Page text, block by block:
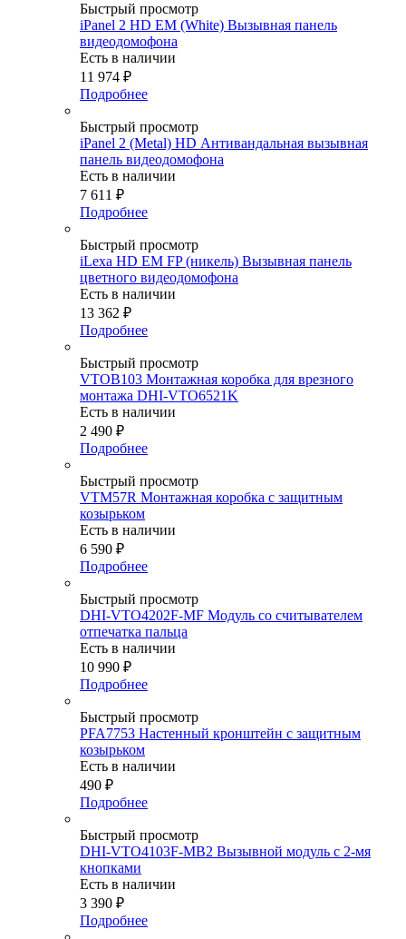
Быстрый просмотр
iPanel 2 HD EM (White) Вызывная панель
видеодомофона
Есть в наличии
11 974 ₽
Подробнее
Быстрый просмотр
iPanel 2 (Metal) HD Антивандальная вызывная
панель видеодомофона
Есть в наличии
7 611 ₽
Подробнее
Быстрый просмотр
iLexa HD EM FP (никель) Вызывная панель
цветного видеодомофона
Есть в наличии
13 362 ₽
Подробнее
Быстрый просмотр
VTOB103 Монтажная коробка для врезного
монтажа DHI-VTO6521K
Есть в наличии
2 490 ₽
Подробнее
Быстрый просмотр
VTM57R Монтажная коробка c защитным
козырьком
Есть в наличии
6 590 ₽
Подробнее
Быстрый просмотр
DHI-VTO4202F-MF Модуль со считывателем
отпечатка пальца
Есть в наличии
10 990 ₽
Подробнее
Быстрый просмотр
PFA7753 Настенный кронштейн с защитным
козырьком
Есть в наличии
490 ₽
Подробнее
Быстрый просмотр
DHI-VTO4103F-MB2 Вызывной модуль с 2-мя
кнопками
Есть в наличии
3 390 ₽
Подробнее